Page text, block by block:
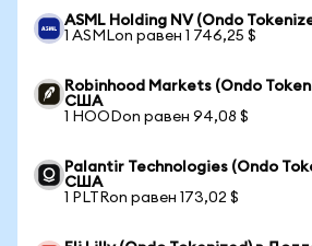
ASML Holding NV (Ondo
1 ASMLon равен 1 746,25 $
Robinhood Markets (Ondo
США
1 HOODon равен 94,08 $
Palantir Technologies (Ondo
США
1 PLTRon равен 173,02 $